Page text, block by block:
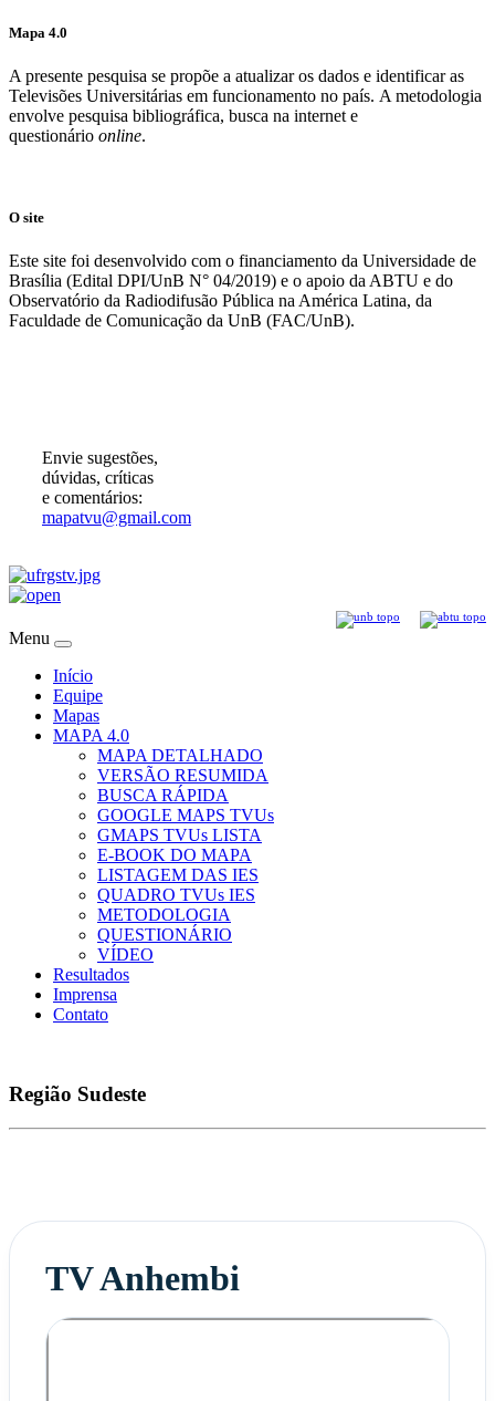
Mapa 4.0
A presente pesquisa se propõe a atualizar os dados e identificar as
Televisões Universitárias em funcionamento no país. A metodologia
envolve pesquisa bibliográfica, busca na internet e
questionário online.
O site
Este site foi desenvolvido com o financiamento da Universidade de
Brasília (Edital DPI/UnB N° 04/2019) e o apoio da ABTU e do
Observatório da Radiodifusão Pública na América Latina, da
Faculdade de Comunicação da UnB (FAC/UnB).
Envie sugestões,
dúvidas, críticas
e comentários:
mapatvu@gmail.com
Menu
Início
Equipe
Mapas
MAPA 4.0
MAPA DETALHADO
VERSÃO RESUMIDA
BUSCA RÁPIDA
GOOGLE MAPS TVUs
GMAPS TVUs LISTA
E-BOOK DO MAPA
LISTAGEM DAS IES
QUADRO TVUs IES
METODOLOGIA
QUESTIONÁRIO
VÍDEO
Resultados
Imprensa
Contato
Região Sudeste
TV Anhembi